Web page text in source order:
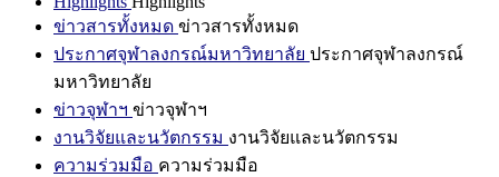
ข่าวสารทั้งหมด ข่าวสารทั้งหมด
ประกาศจุฬาลงกรณ์มหาวิทยาลัย ประกาศจุฬาลงกรณ์
มหาวิทยาลัย
ข่าวจุฬาฯ ข่าวจุฬาฯ
งานวิจัยและนวัตกรรม งานวิจัยและนวัตกรรม
ความร่วมมือ ความร่วมมือ